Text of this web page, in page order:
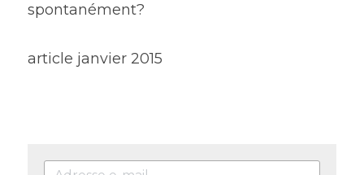
spontanément?
article janvier 2015